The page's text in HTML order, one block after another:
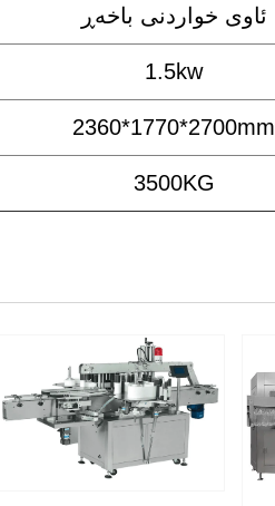
ئاوی خواردنی باخەڕ
1.5kw
2360*1770*2700mm
3500KG